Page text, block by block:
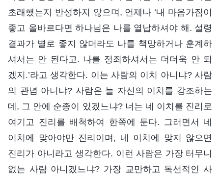
초래했는지 반성하지 않으며, 언제나 ‘내 마음가짐이
좋고 올바르다면 하나님은 나를 열납하셔야 해. 설령
결과가 별로 좋지 않더라도 나를 책망하거나 훈계하
셔서는 안 된다고. 나를 정죄하셔서는 더더욱 안 되
겠지.’라고 생각한다. 이는 사람의 이치 아니냐? 사람
의 관념 아니냐? 사람은 늘 자신의 이치를 강조하는
데, 그 안에 순종이 있겠느냐? 너는 네 이치를 진리로
여기고 진리를 배척하여 한쪽에 둔다. 그러면서 네
이치에 맞아야만 진리이며, 네 이치에 맞지 않으면
진리가 아니라고 생각한다. 이런 사람은 가장 터무니
없는 사람 아니겠느냐? 가장 교만하고 독선적인 사